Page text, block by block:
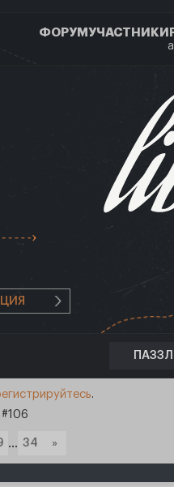
ФОРУМУЧАСТНИКИ
.
… 34 »